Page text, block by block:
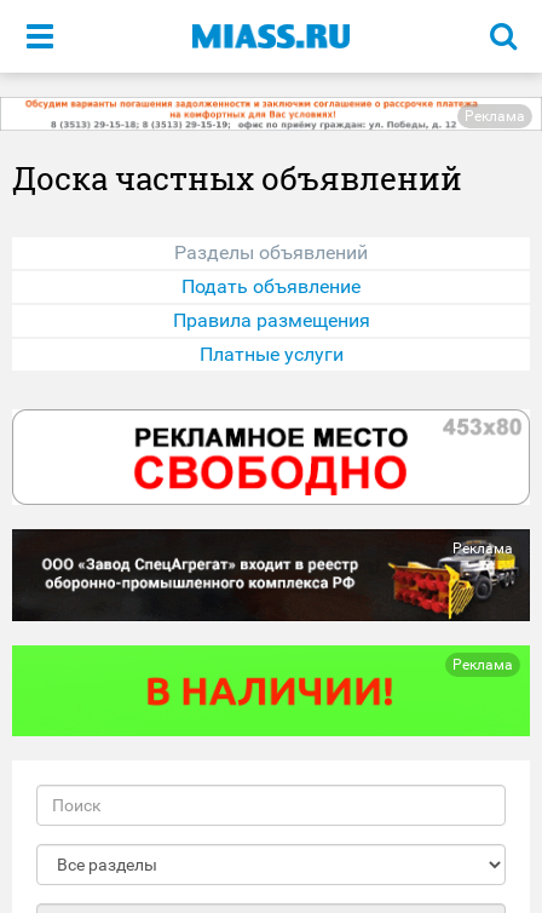
Меню
Реклама
Доска частных объявлений
Разделы объявлений
Подать объявление
Правила размещения
Платные услуги
Реклама
Реклама